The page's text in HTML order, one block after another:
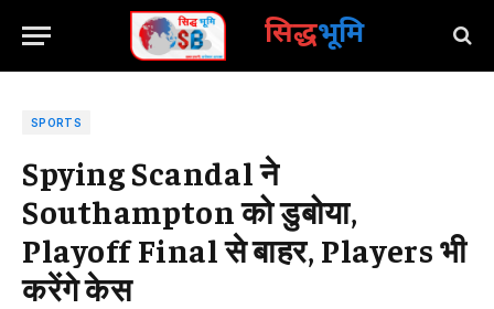
सिद्धभूमि
SPORTS
Spying Scandal ने
Southampton को डुबोया,
Playoff Final से बाहर, Players भी
करेंगे केस